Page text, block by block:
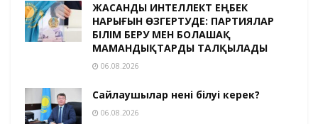
ЖАСАНДЫ ИНТЕЛЛЕКТ ЕҢБЕК
НАРЫҒЫН ӨЗГЕРТУДЕ: ПАРТИЯЛАР
БІЛІМ БЕРУ МЕН БОЛАШАҚ
МАМАНДЫҚТАРДЫ ТАЛҚЫЛАДЫ
06.08.2026
Сайлаушылар нені білуі керек?
06.08.2026